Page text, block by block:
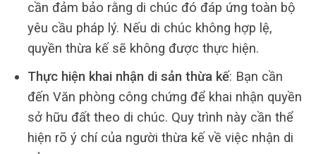
cần đảm bảo rằng di chúc đó đáp ứng toàn bộ
yêu cầu pháp lý. Nếu di chúc không hợp lệ,
quyền thừa kế sẽ không được thực hiện.
Thực hiện khai nhận di sản thừa kế: Bạn cần
đến Văn phòng công chứng để khai nhận quyền
sở hữu đất theo di chúc. Quy trình này cần thể
hiện rõ ý chí của người thừa kế về việc nhận di